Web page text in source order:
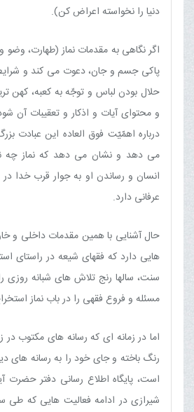
دنيا را نخواسته اعراض كن).
اگر نگاهى به مقدمات نماز (طهارت،
پاكى جسم و جان، دعوت مى كند و
حلال بودن لباس و توجّه به كعبه، كهن
و محتواى آيات و اذكار و تعقيبات آن
درباره اهمّيّت فوق العاده اين عبادت
مى دهد و نشان مى دهد كه نماز چه
انسان و رساندن او به جوار قرب خدا
عرفانى دارد.
حال آشنایی با همین مقدمات داخلی و
هایی دارد که فقهای شیعه در راستای
سنت، سالها رنج تلاش های شبانه روزی
مسئله و فروع فقهی را در باب نماز
اما در زمانه ای که رسانه های مکتوب
رنگ باخته و جای خود را به رسانه های
است، پایگاه اطلاع رسانی دفتر حضرت
شیرازی در ادامه فعالیت هایی که طی